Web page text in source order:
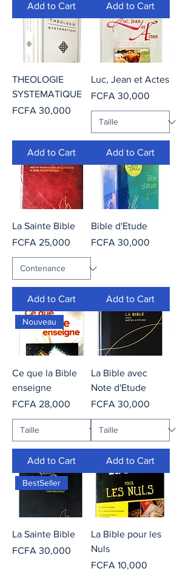
Add to Cart Add to Cart
THEOLOGIE
SYSTEMATIQUE
Price
FCFA 30,000
Add to Cart
Luc, Jean et Actes
Price
FCFA 30,000
Add to Cart
La Sainte Bible
Price
FCFA 25,000
Add to Cart
Bible d'Etude
Price
FCFA 30,000
Add to Cart
Nouveau
Ce que la Bible
enseigne
Price
FCFA 28,000
Add to Cart
La Bible avec
Note d'Etude
Price
FCFA 30,000
Add to Cart
BestSeller
La Sainte Bible
Price
FCFA 30,000
La Bible pour les
Nuls
Price
FCFA 10,000